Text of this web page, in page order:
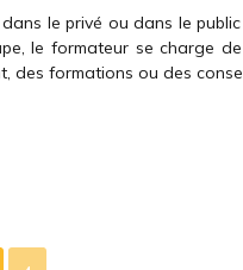
le privé ou dans le
le formateur se charge
des formations ou des